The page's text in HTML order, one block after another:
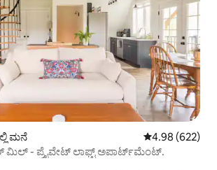
ಮನೆ 5 ರಲ್ಲಿ 4.98
4.98 (622)
ಮಿಲ್ - ಪ್ರೈವೇಟ್ ಲಾಫ್ಟ್ ಅಪಾರ್ಟ್‌ಮೆಂಟ್.